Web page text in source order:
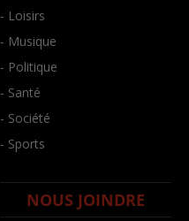
- Loisirs
- Musique
- Politique
- Santé
- Société
- Sports
NOUS JOINDRE